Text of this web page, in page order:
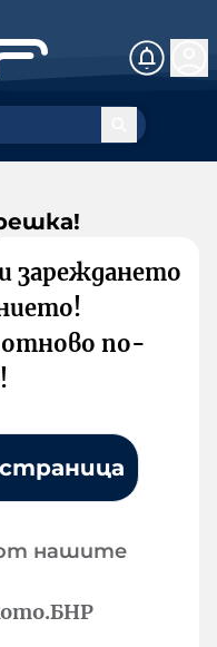
зареждането
по-
нашите